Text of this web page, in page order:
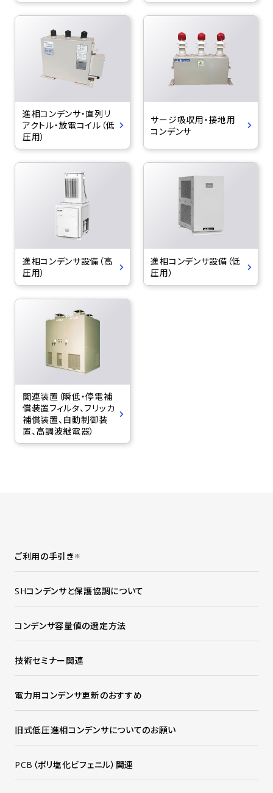
進相コンデンサ・直列リ
アクトル・放電コイル（低
圧用）
サージ吸収用・接地用
コンデンサ
進相コンデンサ設備（高
圧用）
進相コンデンサ設備（低
圧用）
関連装置（瞬低・停電補
償装置フィルタ、フリッカ
補償装置、自動制御装
置、高調波継電器）
ご利用の手引き ※
SHコンデンサと保護協調について
コンデンサ容量値の選定方法
技術セミナー関連
電力用コンデンサ更新のおすすめ
旧式低圧進相コンデンサについてのお願い
PCB（ポリ塩化ビフェニル）関連